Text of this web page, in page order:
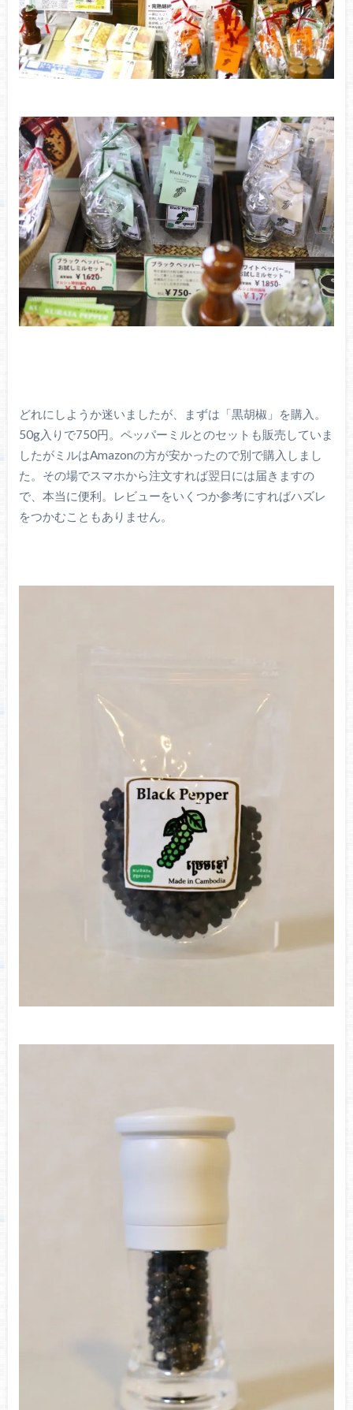
どれにしようか迷いましたが、まずは「黒胡椒」を購入。
50g入りで750円。ペッパーミルとのセットも販売していま
したがミルはAmazonの方が安かったので別で購入しまし
た。その場でスマホから注文すれば翌日には届きますの
で、本当に便利。レビューをいくつか参考にすればハズレ
をつかむこともありません。